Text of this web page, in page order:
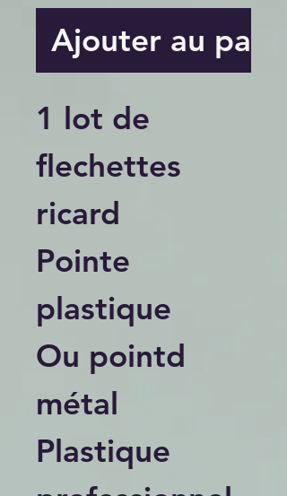
Ajouter au
1 lot de
flechettes
ricard
Pointe
plastique
Ou pointd
métal
Plastique